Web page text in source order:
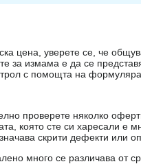
цена, уверете се, че
за измама е да се
с помощта на формуляра
проверете няколко
която сте си харесали е
скрити дефекти или
много се различава от